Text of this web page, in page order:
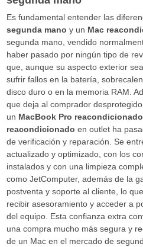
Es fundamental entender las
segunda mano y un Mac
segunda mano, vendido
haber pasado por ningún tipo de
que, aunque su aspecto exterior
sufrir fallos en la batería,
disco duro o en la memoria RAM.
que deja al comprador
un MacBook Pro reacondicionado
reacondicionado en outlet ha
de verificación y reparación. Se
actualizado y optimizado, con los
instalados y con una limpieza
como JetComputer, además de la
postventa y soporte al cliente, lo
recibir asesoramiento y acceder a
del equipo. Esta confianza extra
una compra mucho más segura y
de un Mac en el mercado de